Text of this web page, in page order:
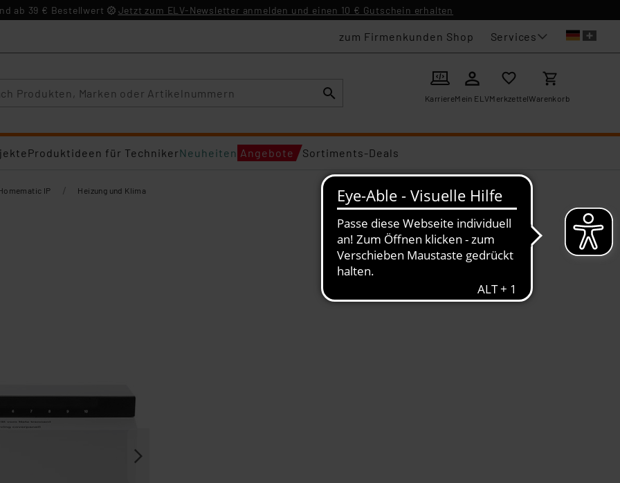
ab 39 € Bestellwert Jetzt zum ELV-Newsletter anmelden und einen 10 € Gutschein erhalten
zum Firmenkunden Shop Services
KarriereMein ELVMerkzettelWarenkorb
Produktideen für TechnikerNeuheiten Angebote Sortiments-Deals
IP / Heizung und Klima